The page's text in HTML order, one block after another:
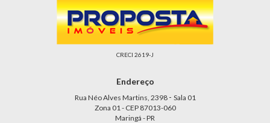
CRECI 2619-J
Endereço
Rua Néo Alves Martins, 2398 - Sala 01
Zona 01 - CEP 87013-060
Maringá - PR